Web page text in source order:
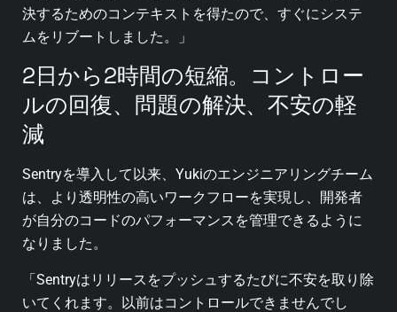
決するためのコンテキストを得たので、すぐにシステ
ムをリブートしました。」
2日から2時間の短縮。コントロー
ルの回復、問題の解決、不安の軽
減
Sentryを導入して以来、Yukiのエンジニアリングチーム
は、より透明性の高いワークフローを実現し、開発者
が自分のコードのパフォーマンスを管理できるように
なりました。
「Sentryはリリースをプッシュするたびに不安を取り除
いてくれます。以前はコントロールできませんでし